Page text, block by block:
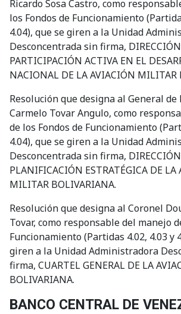
Ricardo Sosa Castro, como
los Fondos de Funcionamiento
4.04), que se giren a la Unidad
Desconcentrada sin firma,
PARTICIPACIÓN ACTIVA EN EL
NACIONAL DE LA AVIACIÓN MILITAR
Resolución que designa al General
Carmelo Tovar Angulo, como
de los Fondos de Funcionamiento
4.04), que se giren a la Unidad
Desconcentrada sin firma,
PLANIFICACIÓN ESTRATÉGICA DE LA
MILITAR BOLIVARIANA.
Resolución que designa al Coronel
Tovar, como responsable del manejo
Funcionamiento (Partidas 4.02, 4.03 y
giren a la Unidad Administradora
firma, CUARTEL GENERAL DE LA
BOLIVARIANA.
BANCO CENTRAL DE